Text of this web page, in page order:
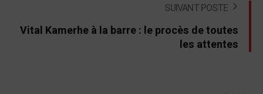
SUIVANT POSTE
Vital Kamerhe à la barre : le procès de toutes
les attentes